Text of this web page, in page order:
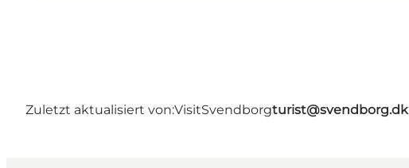
Zuletzt aktualisiert von:VisitSvendborgturist@svendborg.dk